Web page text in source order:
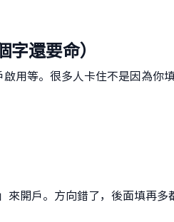
還要命）
用等。很多人卡住不是因為你
來開戶。方向錯了，後面填再多